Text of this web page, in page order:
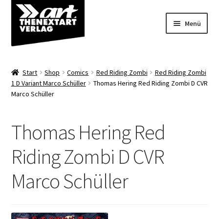
Zur
Navigation
springen
Zum
Inhalt
springen
Menü
Shop
Start Shop Comics Red Riding Zombi
Red Riding Zombi
1 D Variant Marco Schüller
Thomas Hering Red Riding Zombi D CVR
Marco Schüller
Thomas Hering Red
Riding Zombi D CVR
Marco Schüller